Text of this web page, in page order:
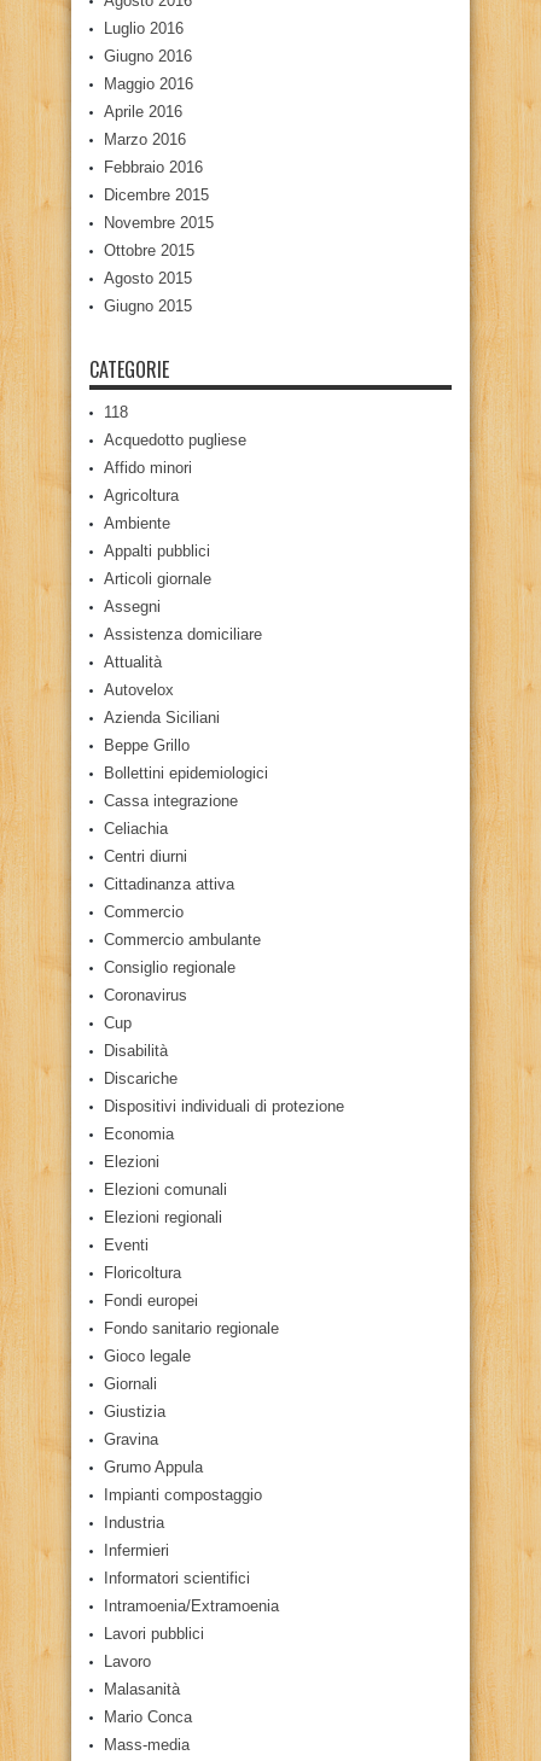
Luglio 2016
Giugno 2016
Maggio 2016
Aprile 2016
Marzo 2016
Febbraio 2016
Dicembre 2015
Novembre 2015
Ottobre 2015
Agosto 2015
Giugno 2015
CATEGORIE
118
Acquedotto pugliese
Affido minori
Agricoltura
Ambiente
Appalti pubblici
Articoli giornale
Assegni
Assistenza domiciliare
Attualità
Autovelox
Azienda Siciliani
Beppe Grillo
Bollettini epidemiologici
Cassa integrazione
Celiachia
Centri diurni
Cittadinanza attiva
Commercio
Commercio ambulante
Consiglio regionale
Coronavirus
Cup
Disabilità
Discariche
Dispositivi individuali di protezione
Economia
Elezioni
Elezioni comunali
Elezioni regionali
Eventi
Floricoltura
Fondi europei
Fondo sanitario regionale
Gioco legale
Giornali
Giustizia
Gravina
Grumo Appula
Impianti compostaggio
Industria
Infermieri
Informatori scientifici
Intramoenia/Extramoenia
Lavori pubblici
Lavoro
Malasanità
Mario Conca
Mass-media